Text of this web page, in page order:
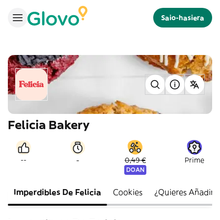
Saio-hasiera
Felicia Bakery
-- - 0,49 €
DOAN
Prime
Imperdibles De Felicia Cookies ¿Quieres Añadir